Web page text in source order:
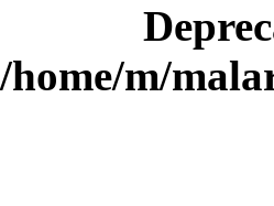
/home/m/